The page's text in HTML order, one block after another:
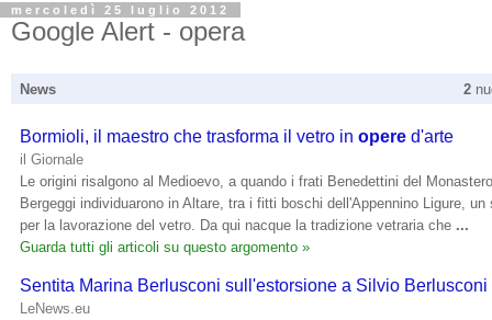
mercoledì 25 luglio 2012
Google Alert - opera
News 2
Bormioli, il maestro che trasforma il vetro in opere d'arte
il Giornale
Le origini risalgono al Medioevo, a quando i frati Benedettini del
Bergeggi individuarono in Altare, tra i fitti boschi dell'Appennino Ligure, un
per la lavorazione del vetro. Da qui nacque la tradizione vetraria che ...
Guarda tutti gli articoli su questo argomento »
Sentita Marina Berlusconi sull'estorsione a Silvio
LeNews.eu